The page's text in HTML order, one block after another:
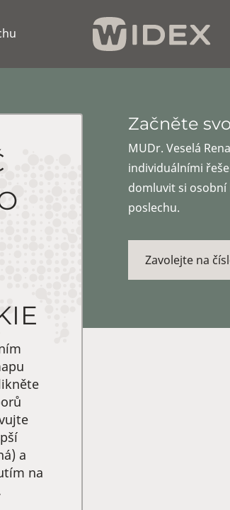
a
na
Začněte
MUDr. Veselá
individuálními
domluvit si
poslechu.
Zavolejte na